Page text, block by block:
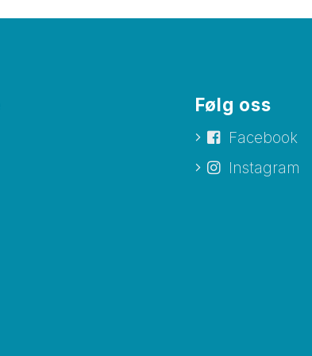
Følg oss
Facebook
Instagram